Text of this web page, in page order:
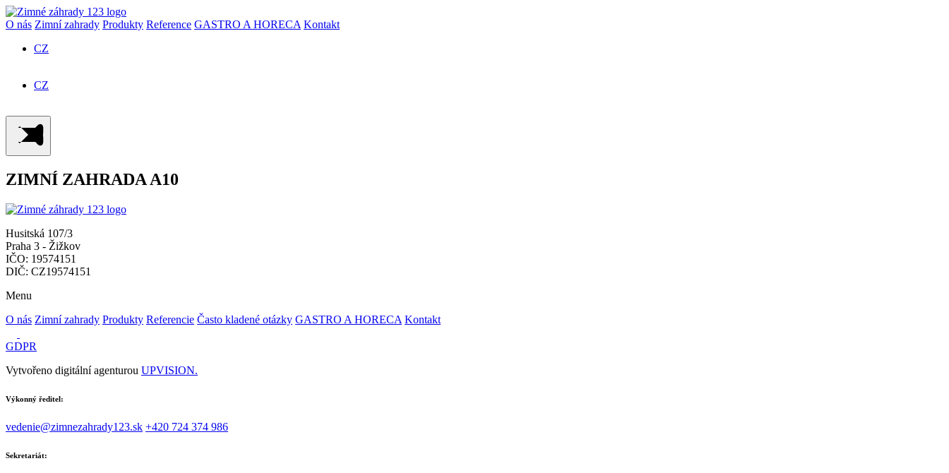
O nás Zimní zahrady Produkty Reference GASTRO A HORECA Kontakt
CZ
CZ
ZIMNÍ ZAHRADA A10
Husitská 107/3
Praha 3 - Žižkov
IČO: 19574151
DIČ: CZ19574151
Menu
O nás Zimní zahrady Produkty Referencie Často kladené otázky GASTRO A HORECA Kontakt
GDPR
Vytvořeno digitální agenturou UPVISION.
Výkonný ředitel:
vedenie@zimnezahrady123.sk +420 724 374 986
Sekretariát: